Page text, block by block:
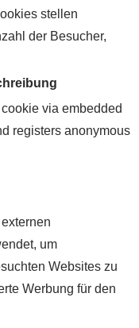
stellen
der Besucher,
via embedded
registers anonymous
um
Websites zu
Werbung für den